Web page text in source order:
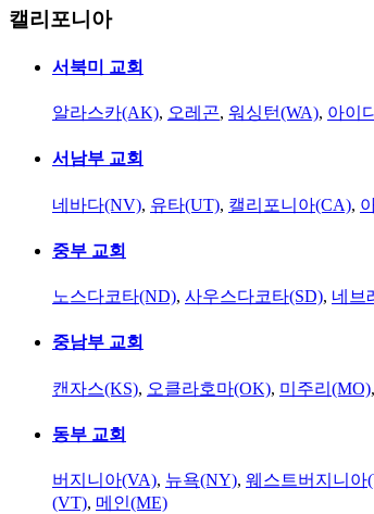
캘리포니아
서북미 교회
알라스카(AK), 오레곤, 워싱턴(WA), 아이
서남부 교회
네바다(NV), 유타(UT), 캘리포니아(CA),
중부 교회
노스다코타(ND), 사우스다코타(SD), 네브
중남부 교회
캔자스(KS), 오클라호마(OK), 미주리(MO),
동부 교회
버지니아(VA), 뉴욕(NY), 웨스트버지니아
(VT), 메인(ME)